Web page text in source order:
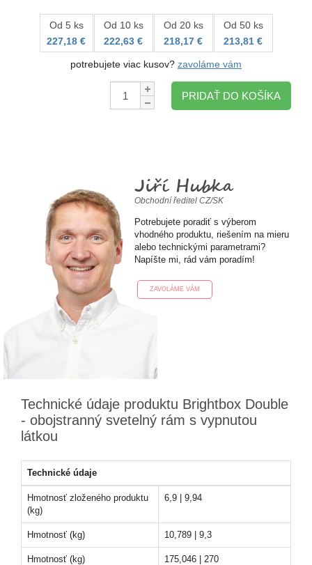
Od 5 ks
227,18 €
Od 10 ks
222,63 €
Od 20 ks
218,17 €
Od 50 ks
213,81 €
potrebujete viac kusov? zavoláme vám
Množstvo:
PRIDAŤ DO KOŠÍKA
Jiří Hubka
Obchodní ředitel CZ/SK
Potrebujete poradiť s výberom
vhodného produktu, riešením na mieru
alebo technickými parametrami?
Napíšte mi, rád vám poradím!
ZAVOLÁME VÁM
Technické údaje produktu Brightbox Double
- obojstranný svetelný rám s vypnutou
látkou
Technické údaje
Hmotnosť zloženého produktu
(kg)
6,9 | 9,94
Hmotnosť (kg) 10,789 | 9,3
Hmotnosť (kg) 175,046 | 270